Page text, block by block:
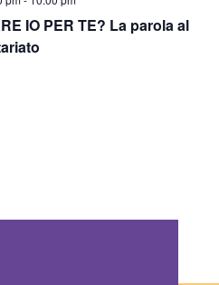
IO PER TE? La parola al